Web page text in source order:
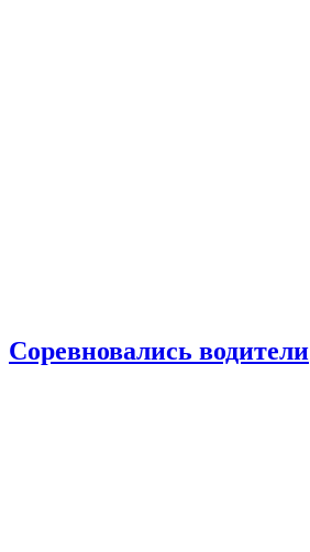
Соревновались водители